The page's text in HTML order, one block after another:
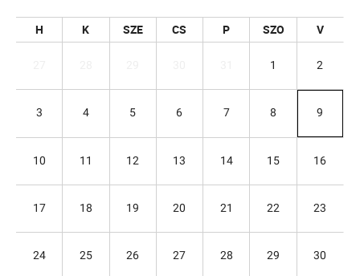
H K SZE CS P SZO V
1 2
3 4 5 6 7 8 9
10 11 12 13 14 15 16
17 18 19 20 21 22 23
24 25 26 27 28 29 30